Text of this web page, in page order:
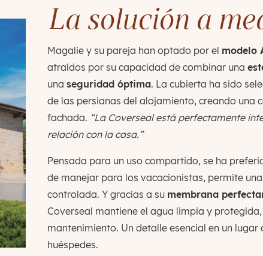
La solución a
Magalie y su pareja han optado por el modelo
atraídos por su capacidad de combinar una
una seguridad óptima. La cubierta ha sido
de las persianas del alojamiento, creando una
fachada. “La Coverseal está perfectamente
relación con la casa.”
Pensada para un uso compartido, se ha
de manejar para los vacacionistas, permite
controlada. Y gracias a su membrana
Coverseal mantiene el agua limpia y
mantenimiento. Un detalle esencial en un
huéspedes.